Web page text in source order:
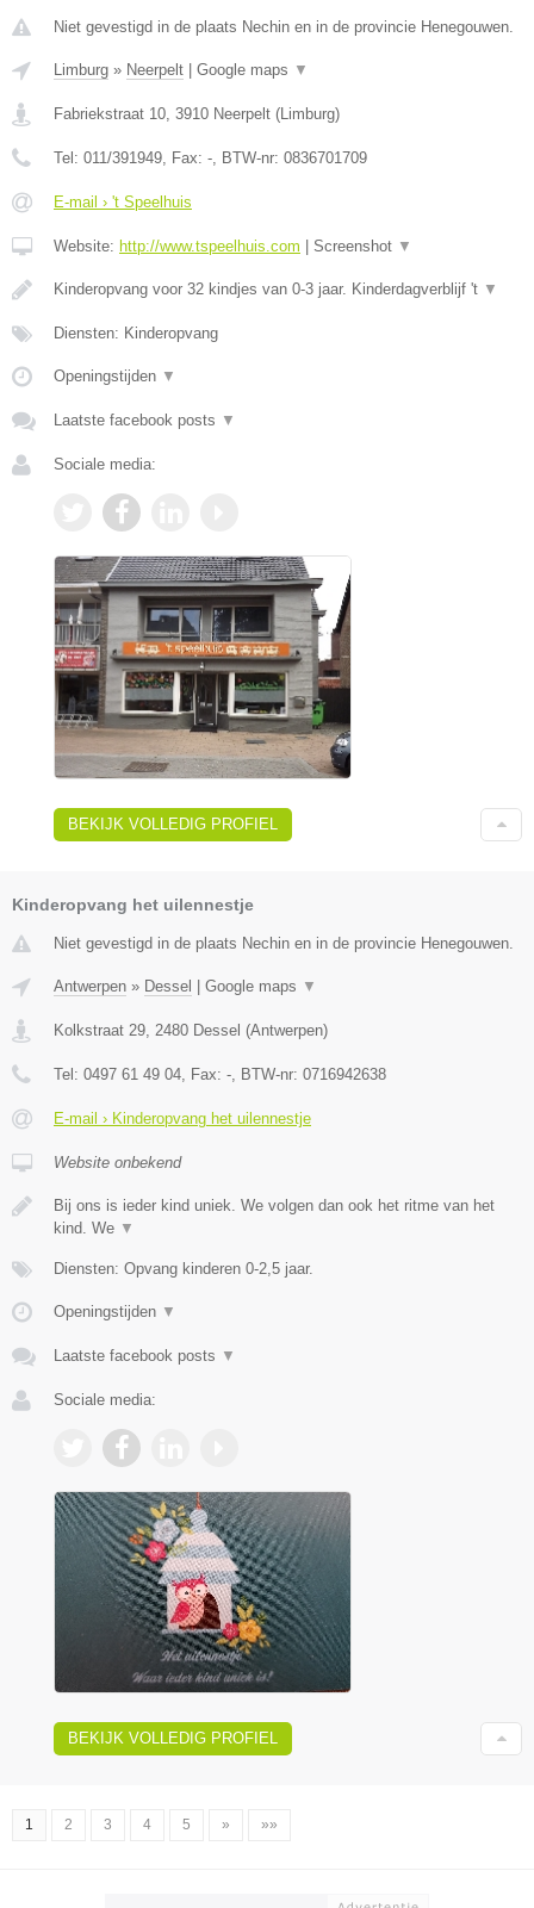
Niet gevestigd in de plaats Nechin en in de provincie Henegouwen.
Limburg » Neerpelt Google maps ▼
Fabriekstraat 10, 3910 Neerpelt (Limburg)
Tel: 011/391949, Fax: -, BTW-nr: 0836701709
E-mail › 't Speelhuis
Website: http://www.tspeelhuis.com Screenshot ▼
Kinderopvang voor 32 kindjes van 0-3 jaar. Kinderdagverblijf 't ▼
Diensten: Kinderopvang
Openingstijden ▼
Laatste facebook posts ▼
Sociale media:
BEKIJK VOLLEDIG PROFIEL
Kinderopvang het uilennestje
Niet gevestigd in de plaats Nechin en in de provincie Henegouwen.
Antwerpen » Dessel | Google maps ▼
Kolkstraat 29 2480 Dessel (Antwerpen)
Tel: 0497 61 49 04 , Fax: - , BTW-nr: 0716942638
E-mail › Kinderopvang het uilennestje
Website onbekend
Bij ons is ieder kind uniek. We volgen dan ook het ritme van het
kind. We ▼
Diensten: Opvang kinderen 0-2,5 jaar.
Openingstijden ▼
Laatste facebook posts ▼
Sociale media:
BEKIJK VOLLEDIG PROFIEL
1 2 3 4 5 » »»